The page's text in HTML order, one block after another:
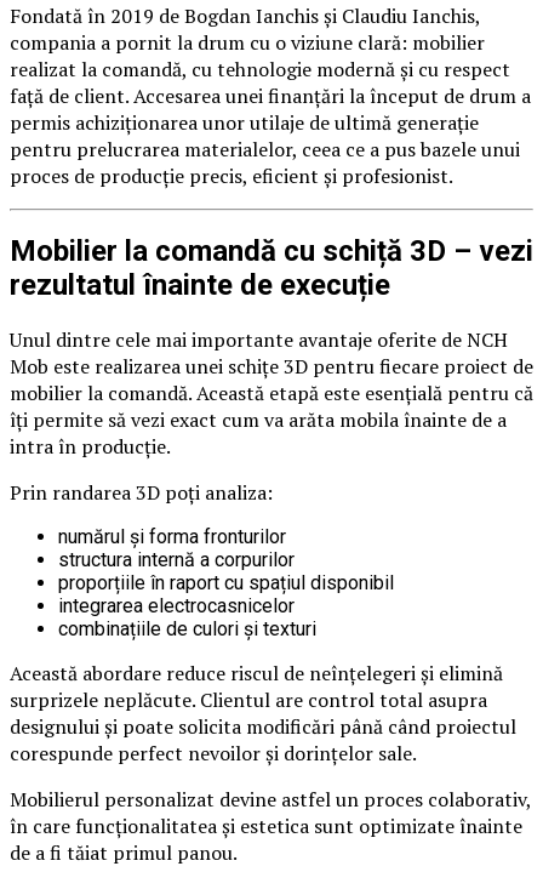
Fondată în 2019 de Bogdan Ianchis și Claudiu Ianchis,
compania a pornit la drum cu o viziune clară: mobilier
realizat la comandă, cu tehnologie modernă și cu respect
față de client. Accesarea unei finanțări la început de drum a
permis achiziționarea unor utilaje de ultimă generație
pentru prelucrarea materialelor, ceea ce a pus bazele unui
proces de producție precis, eficient și profesionist.
Mobilier la comandă cu schiță 3D – vezi
rezultatul înainte de execuție
Unul dintre cele mai importante avantaje oferite de NCH
Mob este realizarea unei schițe 3D pentru fiecare proiect de
mobilier la comandă. Această etapă este esențială pentru că
îți permite să vezi exact cum va arăta mobila înainte de a
intra în producție.
Prin randarea 3D poți analiza:
numărul și forma fronturilor
structura internă a corpurilor
proporțiile în raport cu spațiul disponibil
integrarea electrocasnicelor
combinațiile de culori și texturi
Această abordare reduce riscul de neînțelegeri și elimină
surprizele neplăcute. Clientul are control total asupra
designului și poate solicita modificări până când proiectul
corespunde perfect nevoilor și dorințelor sale.
Mobilierul personalizat devine astfel un proces colaborativ,
în care funcționalitatea și estetica sunt optimizate înainte
de a fi tăiat primul panou.